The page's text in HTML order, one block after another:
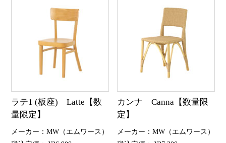
ラテ1 (板座) Latte【数
量限定】
メーカー：MW（エムワース）
カンナ Canna【数量限
定】
メーカー：MW（エムワース）